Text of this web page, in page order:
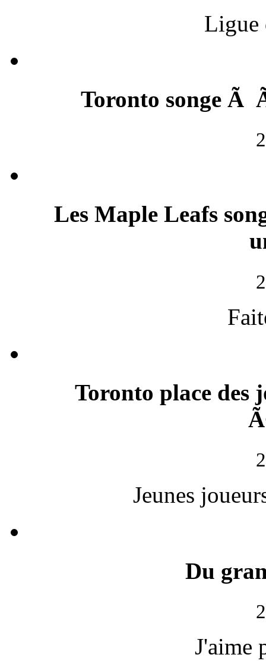
Ligue
Toronto songe Ã
Les Maple Leafs
Toronto place des
Jeunes
Du
J'aime